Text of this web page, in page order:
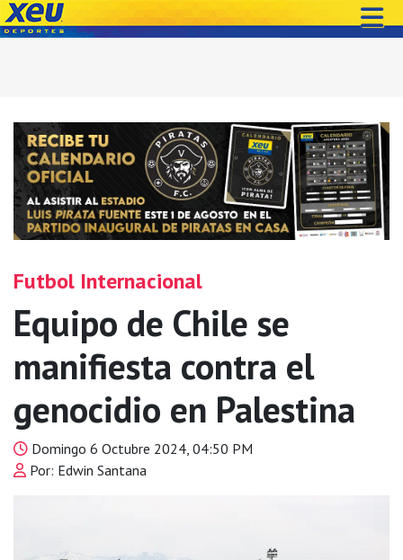
Futbol Internacional
Equipo de Chile se
manifiesta contra el
genocidio en Palestina
Domingo 6 Octubre 2024, 04:50 PM
Por: Edwin Santana